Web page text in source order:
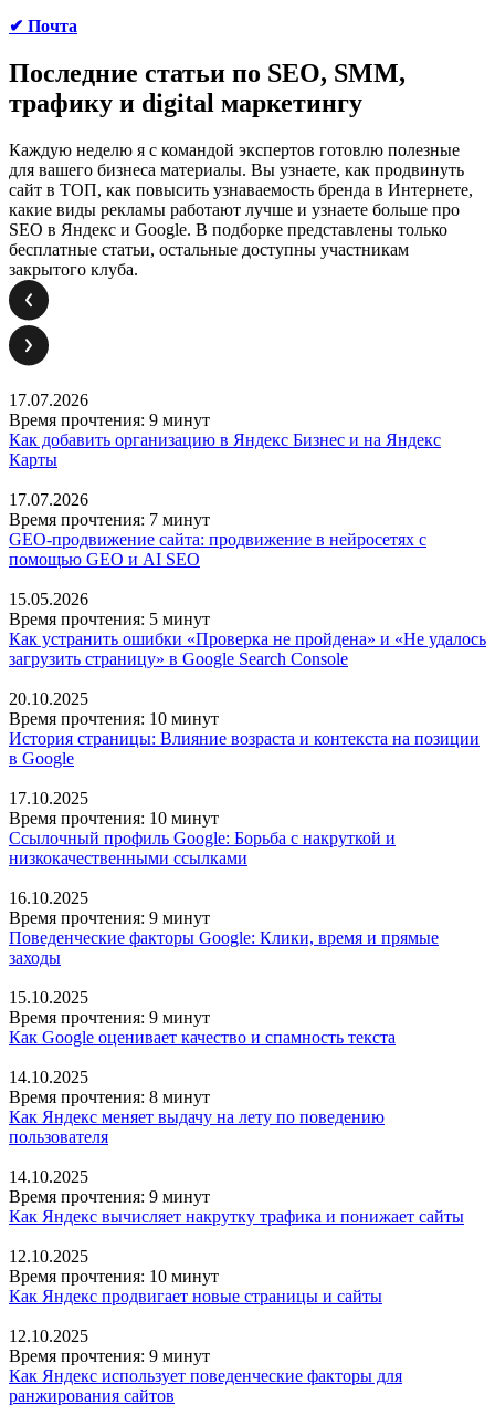
✔ Почта
Последние статьи по SEO, SMM,
трафику и digital маркетингу
Каждую неделю я с командой экспертов готовлю полезные
для вашего бизнеса материалы. Вы узнаете, как продвинуть
сайт в ТОП, как повысить узнаваемость бренда в Интернете,
какие виды рекламы работают лучше и узнаете больше про
SEO в Яндекс и Google. В подборке представлены только
бесплатные статьи, остальные доступны участникам
закрытого клуба.
17.07.2026
Время прочтения: 9 минут
Как добавить организацию в Яндекс Бизнес и на Яндекс
Карты
17.07.2026
Время прочтения: 7 минут
GEO-продвижение сайта: продвижение в нейросетях с
помощью GEO и AI SEO
15.05.2026
Время прочтения: 5 минут
Как устранить ошибки «Проверка не пройдена» и «Не удалось
загрузить страницу» в Google Search Console
20.10.2025
Время прочтения: 10 минут
История страницы: Влияние возраста и контекста на позиции
в Google
17.10.2025
Время прочтения: 10 минут
Ссылочный профиль Google: Борьба с накруткой и
низкокачественными ссылками
16.10.2025
Время прочтения: 9 минут
Поведенческие факторы Google: Клики, время и прямые
заходы
15.10.2025
Время прочтения: 9 минут
Как Google оценивает качество и спамность текста
14.10.2025
Время прочтения: 8 минут
Как Яндекс меняет выдачу на лету по поведению
пользователя
14.10.2025
Время прочтения: 9 минут
Как Яндекс вычисляет накрутку трафика и понижает сайты
12.10.2025
Время прочтения: 10 минут
Как Яндекс продвигает новые страницы и сайты
12.10.2025
Время прочтения: 9 минут
Как Яндекс использует поведенческие факторы для
ранжирования сайтов